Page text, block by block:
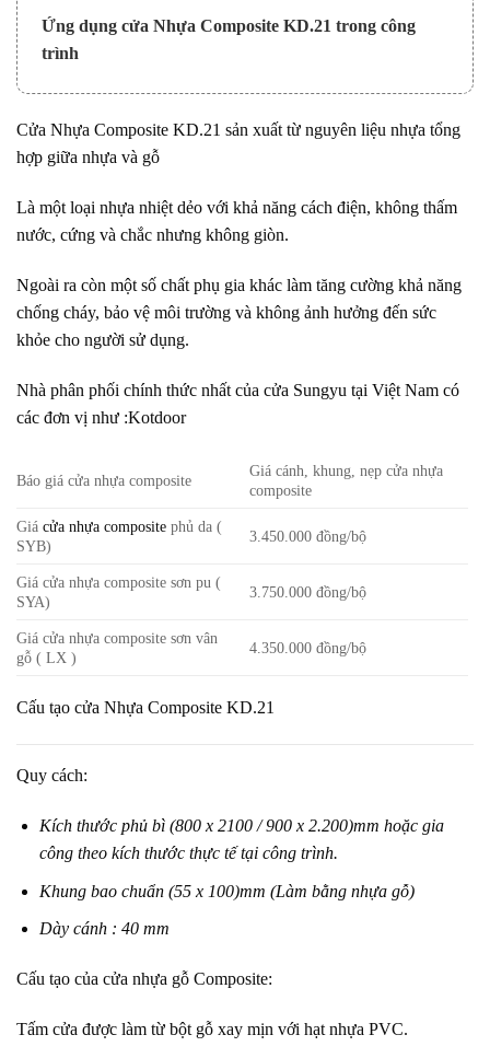
Ứng dụng cửa Nhựa Composite KD.21 trong công
trình
Cửa Nhựa Composite KD.21 sản xuất từ nguyên liệu nhựa tổng
hợp giữa nhựa và gỗ
Là một loại nhựa nhiệt dẻo với khả năng cách điện, không thấm
nước, cứng và chắc nhưng không giòn.
Ngoài ra còn một số chất phụ gia khác làm tăng cường khả năng
chống cháy, bảo vệ môi trường và không ảnh hưởng đến sức
khỏe cho người sử dụng.
Nhà phân phối chính thức nhất của cửa Sungyu tại Việt Nam có
các đơn vị như :Kotdoor
Báo giá cửa nhựa composite
Giá cánh, khung, nẹp cửa nhựa
composite
Giá cửa nhựa composite phủ da (
SYB)
3.450.000 đồng/bộ
Giá cửa nhựa composite sơn pu (
SYA)
3.750.000 đồng/bộ
Giá cửa nhựa composite sơn vân
gỗ ( LX )
4.350.000 đồng/bộ
Cấu tạo cửa Nhựa Composite KD.21
Quy cách:
Kích thước phủ bì (800 x 2100 / 900 x 2.200)mm hoặc gia
công theo kích thước thực tế tại công trình.
Khung bao chuẩn (55 x 100)mm (Làm bằng nhựa gỗ)
Dày cánh : 40 mm
Cấu tạo của cửa nhựa gỗ Composite:
Tấm cửa được làm từ bột gỗ xay mịn với hạt nhựa PVC.